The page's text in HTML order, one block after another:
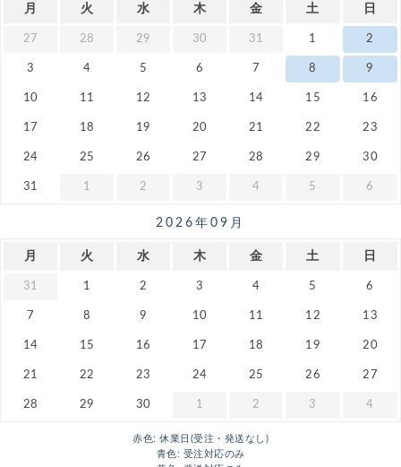
月 火 水 木 金 土 日
27 28 29 30 31 1 2
3 4 5 6 7 8 9
10 11 12 13 14 15 16
17 18 19 20 21 22 23
24 25 26 27 28 29 30
31 1 2 3 4 5 6
2026年09月
月 火 水 木 金 土 日
31 1 2 3 4 5 6
7 8 9 10 11 12 13
14 15 16 17 18 19 20
21 22 23 24 25 26 27
28 29 30 1 2 3 4
赤色: 休業日(受注・発送なし)
青色: 受注対応のみ